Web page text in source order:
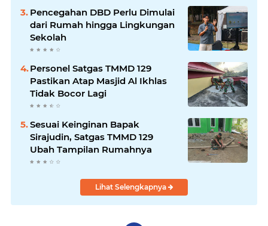
Pencegahan DBD Perlu Dimulai
dari Rumah hingga Lingkungan
Sekolah
Personel Satgas TMMD 129
Pastikan Atap Masjid Al Ikhlas
Tidak Bocor Lagi
Sesuai Keinginan Bapak
Sirajudin, Satgas TMMD 129
Ubah Tampilan Rumahnya
Lihat Selengkapnya